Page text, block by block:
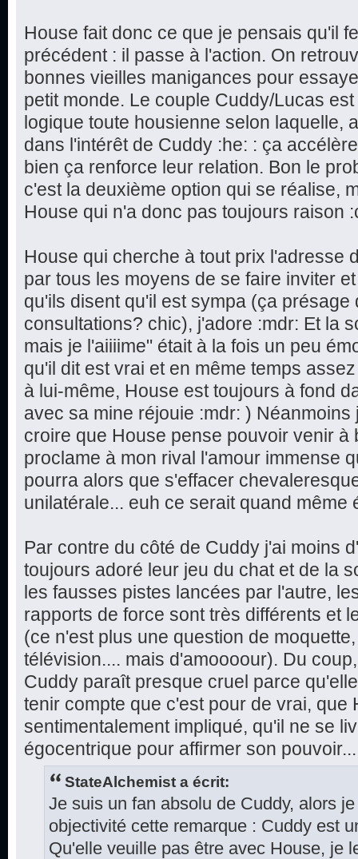
House fait donc ce que je pensais qu'il
précédent : il passe à l'action. On
bonnes vieilles manigances pour
petit monde. Le couple Cuddy/Lucas
logique toute housienne selon laquelle,
dans l'intérêt de Cuddy :he: : ça
bien ça renforce leur relation. Bon le
c'est la deuxième option qui se réalise,
House qui n'a donc pas toujours raison
House qui cherche à tout prix l'adresse
par tous les moyens de se faire inviter
qu'ils disent qu'il est sympa (ça présage
consultations? chic), j'adore :mdr: Et la
mais je l'aiiiime" était à la fois un peu
qu'il dit est vrai et en même temps
à lui-même, House est toujours à fond
avec sa mine réjouie :mdr: )
croire que House pense pouvoir venir à
proclame à mon rival l'amour immense
pourra alors que s'effacer
unilatérale... euh ce serait quand même
Par contre du côté de Cuddy j'ai moins
toujours adoré leur jeu du chat et de la
les fausses pistes lancées par l'autre,
rapports de force sont très différents et
(ce n'est plus une question de
télévision.... mais d'amoooour). Du
Cuddy paraît presque cruel parce
tenir compte que c'est pour de vrai, que
sentimentalement impliqué, qu'il ne se
égocentrique pour affirmer son pouvoir...
StateAlchemist a écrit:
Je suis un fan absolu de Cuddy, alors
objectivité cette remarque : Cuddy est
Qu'elle veuille pas être avec House, je